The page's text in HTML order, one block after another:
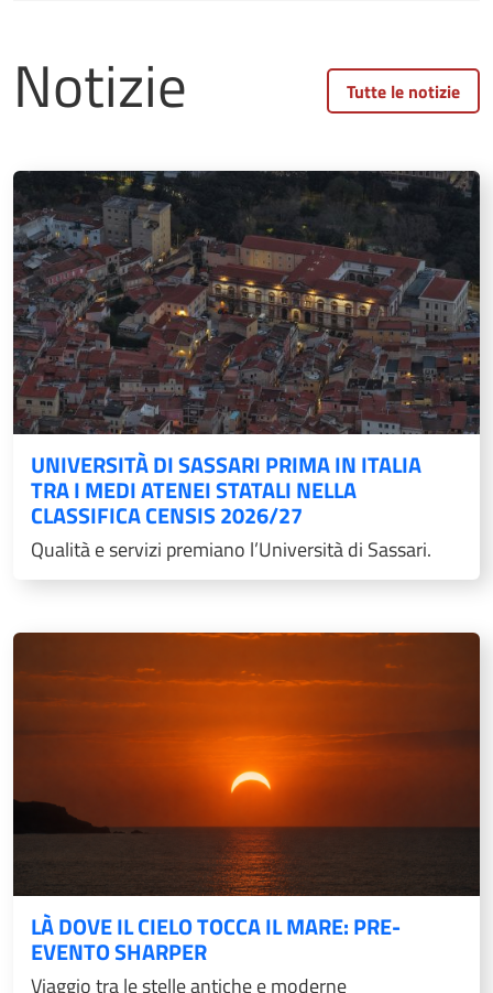
Notizie
UNIVERSITÀ DI SASSARI PRIMA IN ITALIA
TRA I MEDI ATENEI STATALI NELLA
CLASSIFICA CENSIS 2026/27
Qualità e servizi premiano l’Università di Sassari.
LÀ DOVE IL CIELO TOCCA IL MARE: PRE-
EVENTO SHARPER
Viaggio tra le stelle antiche e moderne
Tutte le notizie